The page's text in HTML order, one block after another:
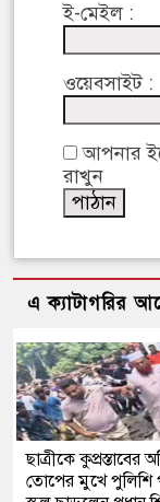
ই-মেইল :
ওয়েবসাইট :
আপনার
রাখুন
এ ক্যাটাগরির
ছাত্রীকে কুপ্রস্তাবের
তোপের মুখে পুলিশি